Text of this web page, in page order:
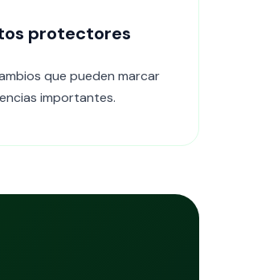
protectores
que pueden marcar
importantes.